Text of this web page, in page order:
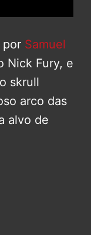
por Samuel
Nick Fury, e
skrull
arco das
alvo de